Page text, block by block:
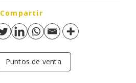
Compartir
Puntos de venta